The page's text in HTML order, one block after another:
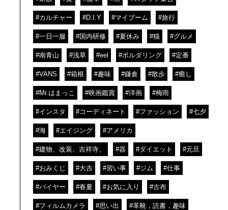
#カルチャー #D.I.Y #マイブーム #旅行
#一日一服 #国内研修 #夏休み #猫 #グルメ
#南青山 #浅草 #eel #ボルダリング #定番
#VANS #箱根 #趣味 #鎌倉 #散歩 #癒し
#Mr.はまっこ #映画鑑賞 #洋画 #梅雨
#インスタ #コーディネート #ファッション #七夕
#海 #エイジング #アメリカ
#建物、改装、吉祥寺、 #器 #ダイエット #元旦
#おみくじ #大吉 #習い事 #ジム #仕事
#バイヤー #春夏 #お気に入り #古布
#フィルムカメラ #思い出 #革靴，読書，趣味